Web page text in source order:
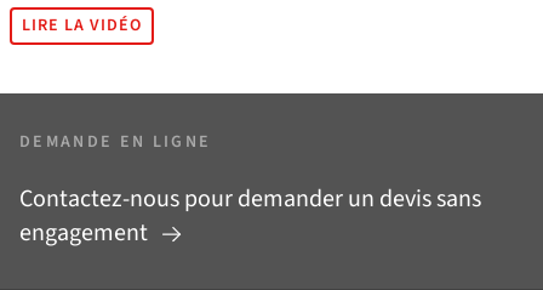
LIRE LA VIDÉO
DEMANDE EN LIGNE
Contactez-nous pour demander un devis sans
engagement